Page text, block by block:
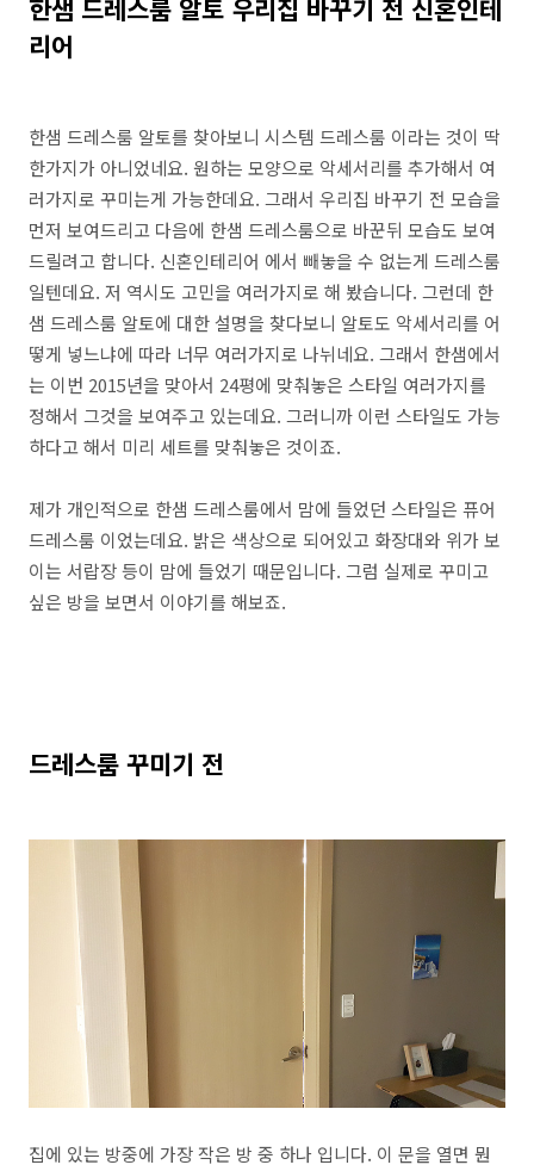
한샘 드레스룸 알토 우리집 바꾸기 전 신혼인테
리어
한샘 드레스룸 알토를 찾아보니 시스템 드레스룸 이라는 것이 딱
한가지가 아니었네요. 원하는 모양으로 악세서리를 추가해서 여
러가지로 꾸미는게 가능한데요. 그래서 우리집 바꾸기 전 모습을
먼저 보여드리고 다음에 한샘 드레스룸으로 바꾼뒤 모습도 보여
드릴려고 합니다. 신혼인테리어 에서 빼놓을 수 없는게 드레스룸
일텐데요. 저 역시도 고민을 여러가지로 해 봤습니다. 그런데 한
샘 드레스룸 알토에 대한 설명을 찾다보니 알토도 악세서리를 어
떻게 넣느냐에 따라 너무 여러가지로 나뉘네요. 그래서 한샘에서
는 이번 2015년을 맞아서 24평에 맞춰놓은 스타일 여러가지를
정해서 그것을 보여주고 있는데요. 그러니까 이런 스타일도 가능
하다고 해서 미리 세트를 맞춰놓은 것이죠.
제가 개인적으로 한샘 드레스룸에서 맘에 들었던 스타일은 퓨어
드레스룸 이었는데요. 밝은 색상으로 되어있고 화장대와 위가 보
이는 서랍장 등이 맘에 들었기 때문입니다. 그럼 실제로 꾸미고
싶은 방을 보면서 이야기를 해보죠.
드레스룸 꾸미기 전
집에 있는 방중에 가장 작은 방 중 하나 입니다. 이 문을 열면 뭔